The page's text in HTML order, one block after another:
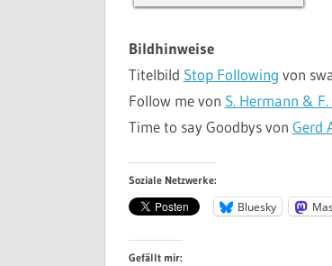
Bildhinweise
Titelbild Stop Following von
Follow me von S. Hermann &
Time to say Goodbys von Gerd
Soziale Netzwerke:
Bluesky
Gefällt mir: